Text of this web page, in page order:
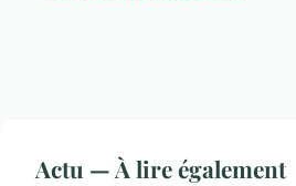
Actu — À lire également